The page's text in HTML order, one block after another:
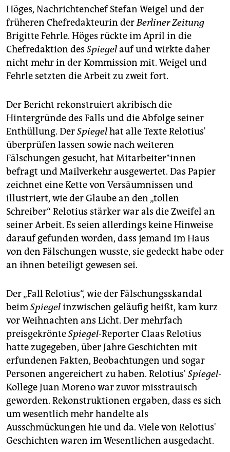
Höges, Nachrichtenchef Stefan Weigel und der
früheren Chefredakteurin derBerliner Zeitung
Brigitte Fehrle. Höges rückte im April in die
Chefredaktion des Spiegelauf und wirkte daher
nicht mehr in der Kommission mit. Weigel und
Fehrle setzten die Arbeit zu zweit fort.
Der Bericht rekonstruiert akribisch die
Hintergründe des Falls und die Abfolge seiner
Enthüllung. DerSpiegelhat alle Texte Relotius'
überprüfen lassen sowie nach weiteren
Fälschungen gesucht, hat Mitarbeiter*innen
befragt und Mailverkehr ausgewertet. Das Papier
zeichnet eine Kette von Versäumnissen und
illustriert, wie der Glaube an den „tollen
Schreiber“ Relotius stärker war als die Zweifel an
seiner Arbeit. Es seien allerdings keine Hinweise
darauf gefunden worden, dass jemand im Haus
von den Fälschungen wusste, sie gedeckt habe oder
an ihnen beteiligt gewesen sei.
Der „Fall Relotius“, wie der Fälschungsskandal
beimSpiegelinzwischen geläufig heißt, kam kurz
vor Weihnachten ans Licht. Der mehrfach
preisgekrönteSpiegel-Reporter Claas Relotius
hatte zugegeben, über Jahre Geschichten mit
erfundenen Fakten, Beobachtungen und sogar
Personen angereichert zu haben. Relotius' Spiegel-
Kollege Juan Moreno war zuvor misstrauisch
geworden. Rekonstruktionen ergaben, dass es sich
um wesentlich mehr handelte als
Ausschmückungen hie und da. Viele von Relotius'
Geschichten waren im Wesentlichen ausgedacht.